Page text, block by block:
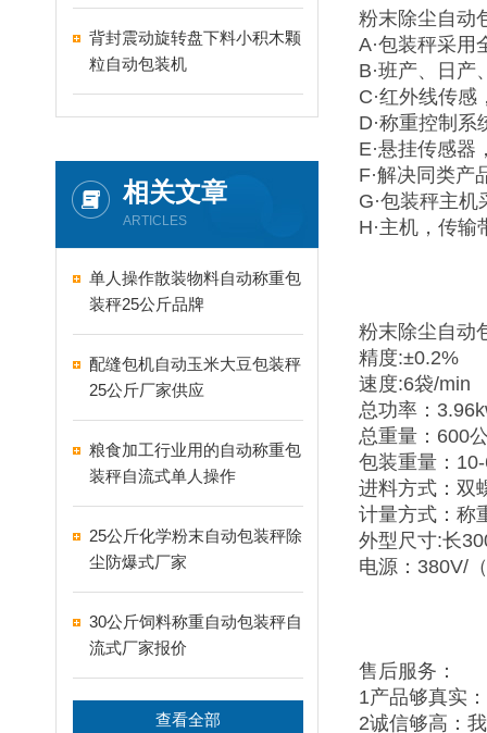
背封震动旋转盘下料小积木颗
粒自动包装机
相关文章
ARTICLES
单人操作散装物料自动称重包
装秤25公斤品牌
配缝包机自动玉米大豆包装秤
25公斤厂家供应
粮食加工行业用的自动称重包
装秤自流式单人操作
25公斤化学粉末自动包装秤除
尘防爆式厂家
30公斤饲料称重自动包装秤自
流式厂家报价
查看全部
粉末除尘自动
A·包装秤采用
B·班产、日产
C·红外线传感
D·称重控制
E·悬挂传感器
F·解决同类产
G·包装秤主
H·主机，传
粉末除尘自动
精度:±0.2%
速度:6袋/min
总功率：
总重量：600
包装重量：
进料方式：双
计量方式：称
外型尺寸:长
电源：380V/
售后服务：
1产品够真实
2诚信够高：